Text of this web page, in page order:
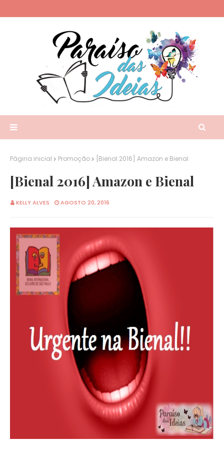
Página inicial Promoção [Bienal 2016] Amazon e Bienal
[Bienal 2016] Amazon e Bienal
KELLY ALVES AGOSTO 20, 2016